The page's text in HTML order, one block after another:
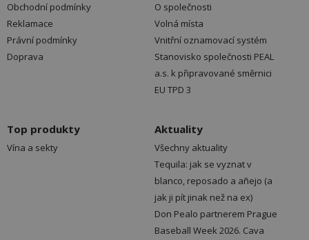
Obchodní podmínky
Reklamace
Právní podmínky
Doprava
O společnosti
Volná místa
Vnitřní oznamovací systém
Stanovisko společnosti PEAL
a.s. k připravované směrnici
EU TPD 3
Top produkty
Vína a sekty
Aktuality
Všechny aktuality
Tequila: jak se vyznat v
blanco, reposado a añejo (a
jak ji pít jinak než na ex)
Don Pealo partnerem Prague
Baseball Week 2026. Cava